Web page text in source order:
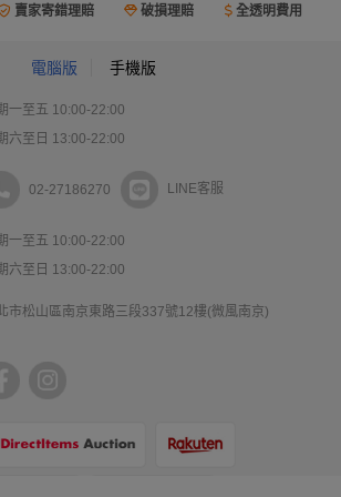
賣家寄錯理賠 破損理賠 全透明費用
電腦版 手機版
一至五 10:00-22:00
六至日 13:00-22:00
02-27186270 LINE客服
一至五 10:00-22:00
六至日 13:00-22:00
市松山區南京東路三段337號12樓(微風南京)